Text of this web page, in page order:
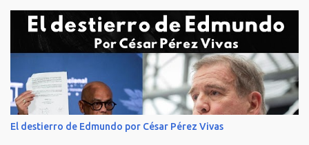
obliga a los líderes, a crear de forma urgente, estrategias
responsables para restituir la confianza de los ciudadanos hacia
las instituciones. El desmoronamiento moral de la sociedad va a
repercutir en la de los gobernantes, a quienes los devorará la
soledad. Un soplo de aliento fresco es la solicitud en la calle. La
relación sólida entre gobernantes y gobernados se construye con
base a la comunicación y la transparencia en las actuaciones. El
gobernante que pretenda una oposición a su medida obtendrá
El destierro de Edmundo por César Pérez Vivas